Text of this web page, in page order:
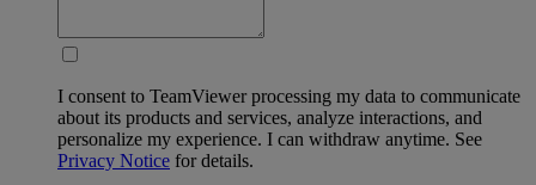
I consent to TeamViewer processing my data to communicate
about its products and services, analyze interactions, and
personalize my experience. I can withdraw anytime. See
Privacy Notice for details.